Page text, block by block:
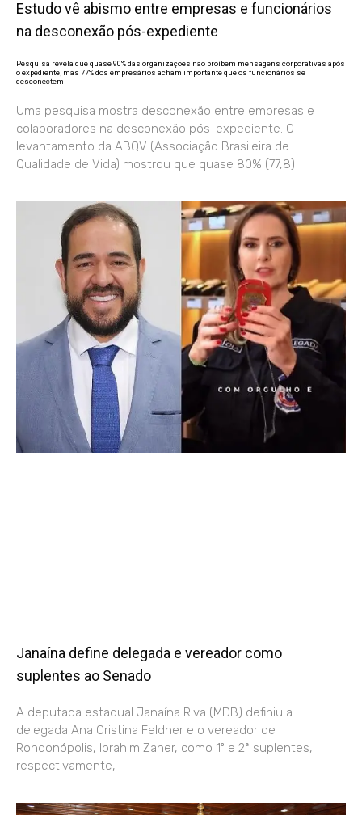
Estudo vê abismo entre empresas e funcionários
na desconexão pós-expediente
Pesquisa revela que quase 90% das organizações não proíbem mensagens corporativas após
o expediente, mas 77% dos empresários acham importante que os funcionários se
desconectem
Uma pesquisa mostra desconexão entre empresas e
colaboradores na desconexão pós-expediente. O
levantamento da ABQV (Associação Brasileira de
Qualidade de Vida) mostrou que quase 80% (77,8)
Janaína define delegada e vereador como
suplentes ao Senado
A deputada estadual Janaína Riva (MDB) definiu a
delegada Ana Cristina Feldner e o vereador de
Rondonópolis, Ibrahim Zaher, como 1º e 2ª suplentes,
respectivamente,